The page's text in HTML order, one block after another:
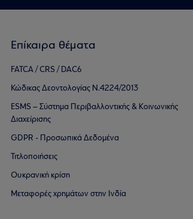
Επίκαιρα θέματα
FATCA / CRS / DAC6
Κώδικας Δεοντολογίας Ν.4224/2013
ESMS – Σύστημα Περιβαλλοντικής & Κοινωνικής
Διαχείρισης
GDPR - Προσωπικά Δεδομένα
Τιτλοποιήσεις
Ουκρανική κρίση
Μεταφορές χρημάτων στην Ινδία